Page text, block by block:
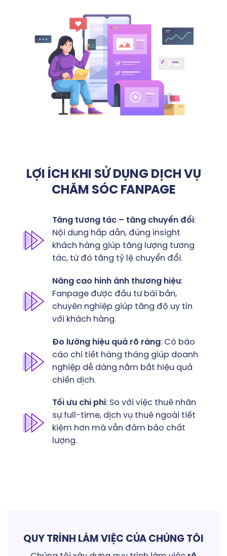
LỢI ÍCH KHI SỬ DỤNG DỊCH VỤ
CHĂM SÓC FANPAGE
Tăng tương tác – tăng chuyển đổi:
Nội dung hấp dẫn, đúng insight
khách hàng giúp tăng lượng tương
tác, từ đó tăng tỷ lệ chuyển đổi.
Nâng cao hình ảnh thương hiệu:
Fanpage được đầu tư bài bản,
chuyên nghiệp giúp tăng độ uy tín
với khách hàng.
Đo lường hiệu quả rõ ràng: Có báo
cáo chi tiết hàng tháng giúp doanh
nghiệp dễ dàng nắm bắt hiệu quả
chiến dịch.
Tối ưu chi phí: So với việc thuê nhân
sự full-time, dịch vụ thuê ngoài tiết
kiệm hơn mà vẫn đảm bảo chất
lượng.
QUY TRÌNH LÀM VIỆC CỦA CHÚNG TÔI